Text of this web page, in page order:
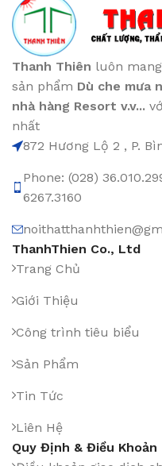
Thanh Thiên luôn
sản phẩm Dù che mưa
nhà hàng Resort v.v...
nhất
872 Hương Lộ 2 , P.
Phone: (028)
6267.3160
ThanhThien Co., Ltd
Trang Chủ
Giới Thiệu
Công trình tiêu biểu
Sản Phẩm
Tin Tức
Liên Hệ
Quy Định & Điều Khoản